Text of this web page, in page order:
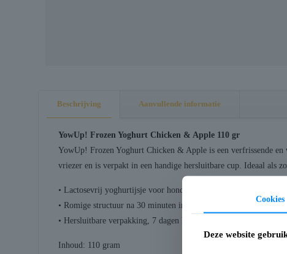
Beschrijving Aanvullende informatie
YowUp! Frozen Yoghurt Chicken & Apple 110 gr
YowUp! Frozen Yoghurt Chicken & Apple is een verfrissende
vriezer en is verpakt in een handige hersluitbare cup. Ideaal als
• Lactosevrij yoghurtijsje voor honden en katten
• Romige structuur na 30 minuten in de vriezer
• Hersluitbare verpakking, 7 dagen houdbaar na openen
Inhoud: 110 gram
Cookies
Deze website